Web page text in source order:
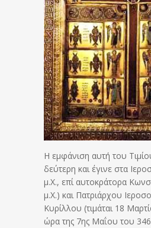
Η εμφάνιση αυτή του
δεύτερη και έγινε στα
μ.Χ., επί αυτοκράτορα
μ.Χ.) και Πατριάρχου
Κυρίλλου (τιμάται 18
ώρα της 7ης Μαΐου του